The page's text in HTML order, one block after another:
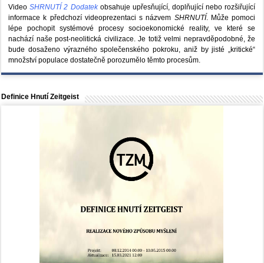
VideoSHRNUTÍ 2 Dodatekobsahuje upřesňující, doplňující nebo rozšiřující
informace k předchozí videoprezentaci s názvem SHRNUTÍ. Může pomoci
lépe pochopit systémové procesy socioekonomické reality, ve které se
nachází naše post-neolitická civilizace. Je totiž velmi nepravděpodobné, že
bude dosaženo výrazného společenského pokroku, aniž by jisté „kritické“
množství populace dostatečně porozumělo těmto procesům.
Definice Hnutí Zeitgeist